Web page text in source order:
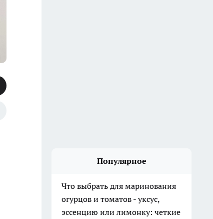
Популярное
Что выбрать для маринования
огурцов и томатов - уксус,
эссенцию или лимонку: четкие